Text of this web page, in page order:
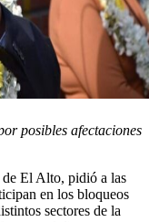
posibles afectaciones
El Alto, pidió a las
en los bloqueos
sectores de la